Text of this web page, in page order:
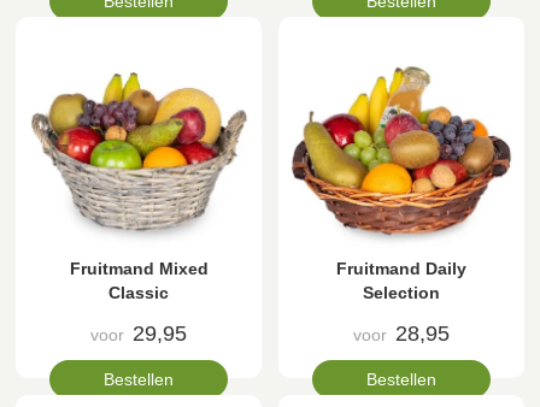
Fruitmand Mixed
Classic
voor 29,95
Bestellen
Fruitmand Daily
Selection
voor 28,95
Bestellen